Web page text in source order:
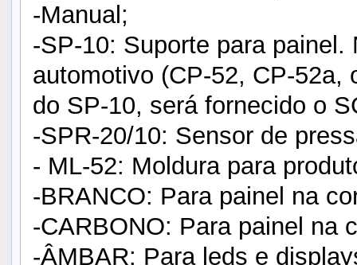
-Manual;
-SP-10: Suporte para
automotivo (CP-52, CP-52a,
do SP-10, será fornecido o
-SPR-20/10: Sensor de
- ML-52: Moldura para
-BRANCO: Para painel na
-CARBONO: Para painel na
-ÂMBAR: Para leds e